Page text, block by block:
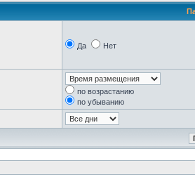
Да Нет
по возрастанию
по убыванию